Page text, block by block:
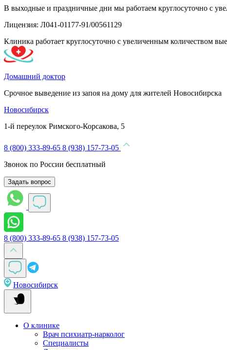
В выходные и праздничные дни мы работаем круглосуточно с
Лицензия: Л041-01177-91/00561129
Клиника работает круглосуточно с увеличенным количеством
Домашний доктор
Срочное выведение из запоя на дому для жителей Новосибирска
Новосибирск
1-й переулок Римского-Корсакова, 5
8 (800) 333-89-65 8 (938) 157-73-05
Звонок по России бесплатный
Задать вопрос
8 (800) 333-89-65 8 (938) 157-73-05
Новосибирск
О клинике
Врач психиатр-нарколог
Специалисты